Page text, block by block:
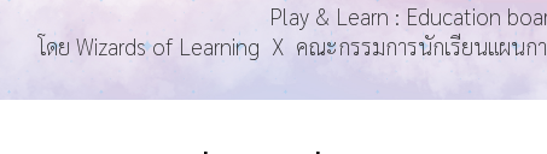
Play & Learn : Education
โดย Wizards of Learning X คณะกรรมการนักเรียนแผนก